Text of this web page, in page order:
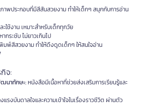
ภาพประกอบที่มีสีสันสวยงาม ทำให้เด็กๆ สนุกกับการอ่าน
ใช้งาน เหมาะสำหรับเด็กทุกวัย
กระชับ ไม่ยาวเกินไป
มพ์สีสวยงาม ทำให้ดึงดูดเด็กๆ ให้สนใจอ่าน
จ:
ฒนาทักษะ:หนังสือมีเนื้อหาที่ช่วยส่งเสริมการเรียนรู้และ
แรงบันดาลใจและความเข้าใจในเรื่องราวชีวิต ผ่านตัว